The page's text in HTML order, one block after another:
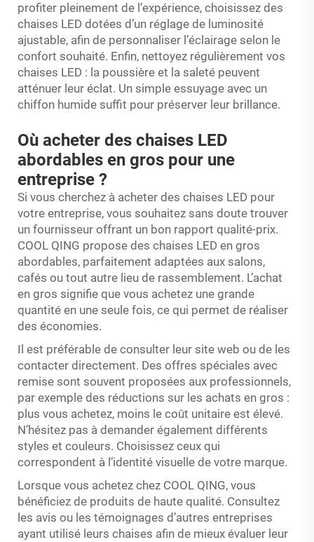
profiter pleinement de l’expérience, choisissez des
chaises LED dotées d’un réglage de luminosité
ajustable, afin de personnaliser l’éclairage selon le
confort souhaité. Enfin, nettoyez régulièrement vos
chaises LED : la poussière et la saleté peuvent
atténuer leur éclat. Un simple essuyage avec un
chiffon humide suffit pour préserver leur brillance.
Où acheter des chaises LED
abordables en gros pour une
entreprise ?
Si vous cherchez à acheter des chaises LED pour
votre entreprise, vous souhaitez sans doute trouver
un fournisseur offrant un bon rapport qualité-prix.
COOL QING propose des chaises LED en gros
abordables, parfaitement adaptées aux salons,
cafés ou tout autre lieu de rassemblement. L’achat
en gros signifie que vous achetez une grande
quantité en une seule fois, ce qui permet de réaliser
des économies.
Il est préférable de consulter leur site web ou de les
contacter directement. Des offres spéciales avec
remise sont souvent proposées aux professionnels,
par exemple des réductions sur les achats en gros :
plus vous achetez, moins le coût unitaire est élevé.
N’hésitez pas à demander également différents
styles et couleurs. Choisissez ceux qui
correspondent à l’identité visuelle de votre marque.
Lorsque vous achetez chez COOL QING, vous
bénéficiez de produits de haute qualité. Consultez
les avis ou les témoignages d’autres entreprises
ayant utilisé leurs chaises afin de mieux évaluer leur